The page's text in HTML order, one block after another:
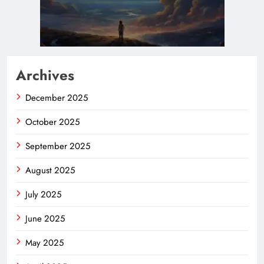
Archives
December 2025
October 2025
September 2025
August 2025
July 2025
June 2025
May 2025